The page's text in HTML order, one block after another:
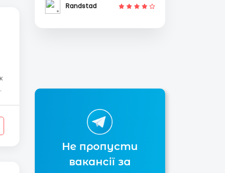
Randstad
Не пропусти
вакансії за